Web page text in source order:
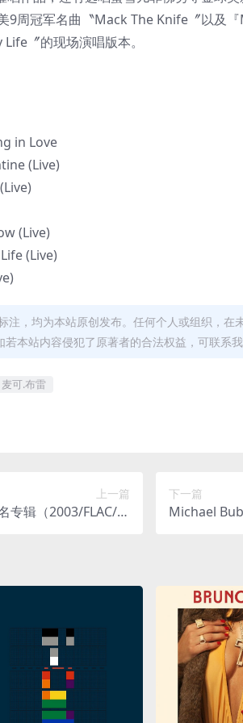
周冠军名曲〝Mack The Knife〞以及
〞的现场演唱版本。
in Love
(Live)
(Live)
(Live)
注，均为本站原创发布。任何个人或组织，
本站内容侵犯了原著者的合法权益，可联系我
麦可.布雷
上一篇
辑（2003/FLAC/分
下一篇
Michael